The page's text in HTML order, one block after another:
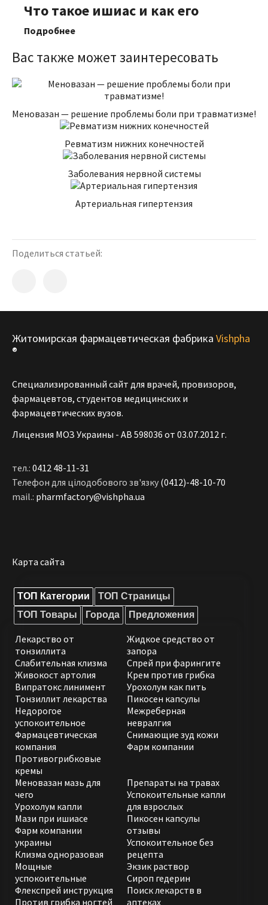
Что такое ишиас и как его
лечить?
Крестцовое сплетение нервов — одно из самых
В его состав входит самый толстый нерв
человеческого организма — седалищный, который
чаще других может доставлять ощутимые
неприятности человеку. Он является самым
протяженным в теле и отвечает за мышечную
функцию нижних конечностей, их
чувствительность. Так как он берет свое начало в
нижней трети позвоночника, при возникновении
патологических состояний часто болит поясница.
или же делать любое движение приходится,
превозмогая острую сильную боль.
которая делает жизнь настоящим мучительным
переставлять ноги во время ходьбы становится
(радикулита), но это далеко не единственная его
причина. Воспаление переходит на седалищный
нерв, что и вызывает синдром ишиас,
функциональные нарушения, сопровождающиеся
Симптомы ишиаса и его
лечение
данный синдром не проходит бессимптомно.
закончиться сам по себе и требует специального и
достаточно длительного лечения. Причиной для
обращения к специалисту могут стать следующие
процесса седалищного нерва:
постоянная ноющая боль в ягодицах, бедре,
голени;
резкие острые приступы боли в пояснице;
“прострелы” в мышцах при движении;
спазмы и непроизвольное подергивание в
спокойном состоянии.
Заболевание правосторонний ишиас может
сопровождаться также дополнительной
косвенной симптоматикой, которая выражается в
онемении ноги, жжении, покалывании. Также
может возникать чувство зажатости. Острый
ишиас бедра нуждается в немедленном
корректном лечении, так как в запущенной форме
он может стать причиной потери подвижности
нижней конечности. При длительном нахождении
в таком состоянии в виде осложнения может
развиваться мышечная атрофия. После
Подробнее
Вас также может заинтересовать
Меновазан — решение проблемы боли при травматизме!
Ревматизм нижних конечностей
Заболевания нервной системы
Артериальная гипертензия
Поделиться статьей:
Житомирская фармацевтическая фабрика Vishpha
®
Специализированный сайт для врачей, провизоров,
фармацевтов, студентов медицинских и
фармацевтических вузов.
Лицензия МОЗ Украины - АВ 598036 от 03.07.2012 г.
тел.: 0412 48-11-31
Телефон для цілодобового зв'язку (0412)-48-10-70
mail.: pharmfactory@vishpha.ua
Карта сайта
ТОП Категории
ТОП Страницы
ТОП Товары
Города Предложения
Лекарство от
тонзиллита
Слабительная клизма
Живокост артолия
Випратокс линимент
Тонзиллит лекарства
Недорогое
успокоительное
Фармацевтическая
компания
Противогрибковые
кремы
Жидкое средство от
запора
Спрей при фарингите
Крем против грибка
Урохолум как пить
Пикосен капсулы
Межреберная
невралгия
Снимающие зуд кожи
Фарм компании
Меновазан мазь для
чего
Урохолум капли
Мази при ишиасе
Фарм компании
украины
Клизма одноразовая
Мощные
успокоительные
Флекспрей инструкция
Против грибка ногтей
Препараты на травах
Успокоительные капли
для взрослых
Пикосен капсулы
отзывы
Успокоительное без
рецепта
Экзик раствор
Сироп гедерин
Поиск лекарств в
аптеках